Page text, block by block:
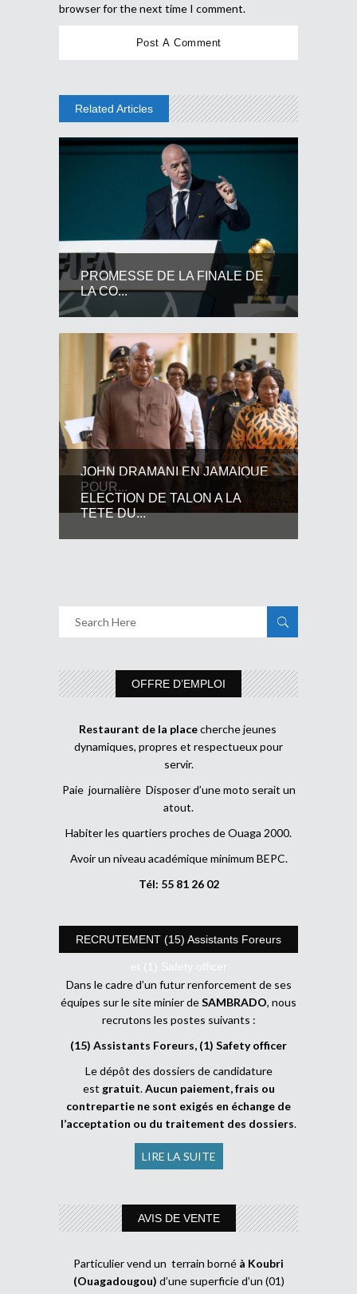
browser for the next time I comment.
Related Articles
PROMESSE DE LA FINALE DE
LA CO...
JOHN DRAMANI EN JAMAIQUE
POUR...
ELECTION DE TALON A LA
TETE DU...
OFFRE D’EMPLOI
Restaurant de la placecherche jeunes
dynamiques, propres et respectueux pour
servir.
Paie journalière Disposer d’une moto serait un
atout.
Habiter les quartiers proches de Ouaga 2000.
Avoir un niveau académique minimum BEPC.
Tél: 55 81 26 02
RECRUTEMENT (15) Assistants Foreurs
et (1) Safety officer
Dans le cadre d’un futur renforcement de ses
équipes sur le site minier deSAMBRADO, nous
recrutons les postes suivants :
(15) Assistants Foreurs, (1) Safety officer
Le dépôt des dossiers de candidature
est gratuit.Aucun paiement, frais ou
contrepartie ne sont exigés en échange de
l’acceptation ou du traitement des dossiers.
LIRE LA SUITE
AVIS DE VENTE
Particulier vend un terrain borné à Koubri
(Ouagadougou) d’une superficie d’un (01)